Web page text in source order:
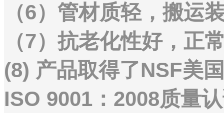
（6）管材质轻，搬运
（7）抗老化性好，正
(8) 产品取得了NSF美
ISO 9001：2008质量